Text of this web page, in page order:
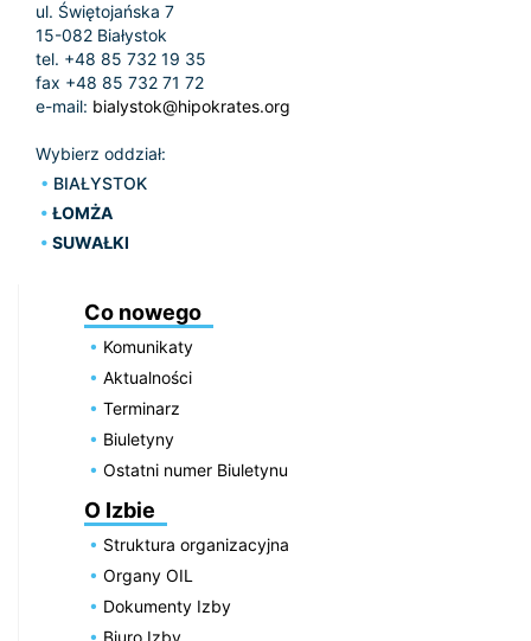
ul. Świętojańska 7
15-082 Białystok
tel. +48 85 732 19 35
fax +48 85 732 71 72
e-mail: bialystok@hipokrates.org
Wybierz oddział:
BIAŁYSTOK
ŁOMŻA
SUWAŁKI
Co nowego
Komunikaty
Aktualności
Terminarz
Biuletyny
Ostatni numer Biuletynu
O Izbie
Struktura organizacyjna
Organy OIL
Dokumenty Izby